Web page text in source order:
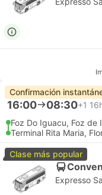
Confirmación
16:00 08:30+1
Foz Do Iguacu, Foz de
Terminal Rita Maria,
Clase más popular
Expresso